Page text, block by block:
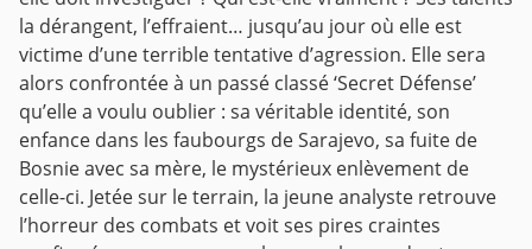
la dérangent, l’effraient… jusqu’au jour où elle est
victime d’une terrible tentative d’agression. Elle sera
alors confrontée à un passé classé ‘Secret Défense’
qu’elle a voulu oublier : sa véritable identité, son
enfance dans les faubourgs de Sarajevo, sa fuite de
Bosnie avec sa mère, le mystérieux enlèvement de
celle-ci. Jetée sur le terrain, la jeune analyste retrouve
l’horreur des combats et voit ses pires craintes